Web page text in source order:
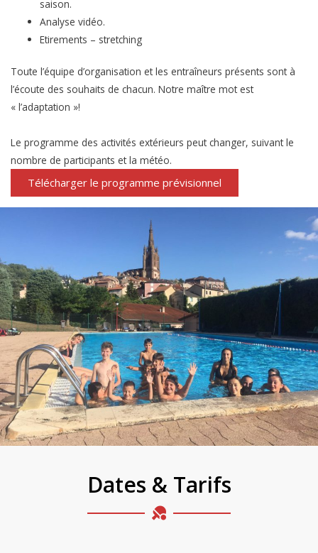
saison.
Analyse vidéo.
Etirements – stretching
Toute l’équipe d’organisation et les entraîneurs présents sont à
l’écoute des souhaits de chacun. Notre maître mot est
« l’adaptation »!
Le programme des activités extérieurs peut changer, suivant le
nombre de participants et la météo.
Télécharger le programme prévisionnel
Dates & Tarifs​